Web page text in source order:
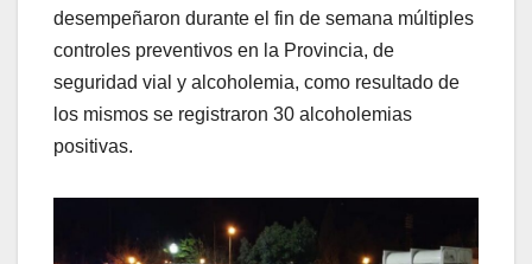
desempeñaron durante el fin de semana múltiples
controles preventivos en la Provincia, de
seguridad vial y alcoholemia, como resultado de
los mismos se registraron 30 alcoholemias
positivas.